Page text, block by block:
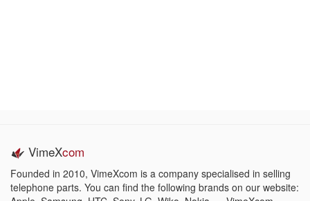
VimeXcom
Founded in 2010, VimeXcom is a company specialised in selling
telephone parts. You can find the following brands on our website: